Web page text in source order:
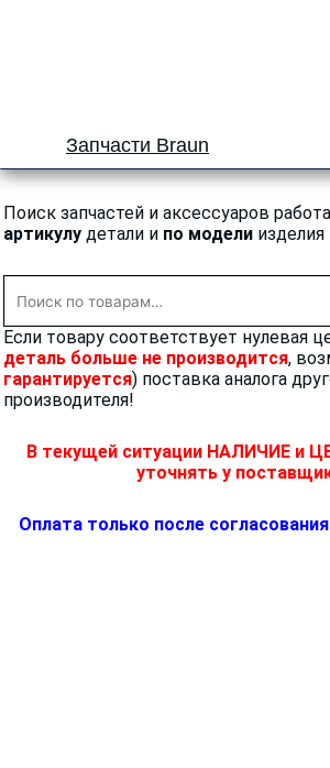
Запчасти Braun
Поиск запчастей и аксессуаров
артикулу детали и по модели изделия
Если товару соответствует нулевая
деталь больше не производится,
гарантируется) поставка аналога
производителя!
В текущей ситуации НАЛИЧИЕ и
уточнять у
Оплата только после